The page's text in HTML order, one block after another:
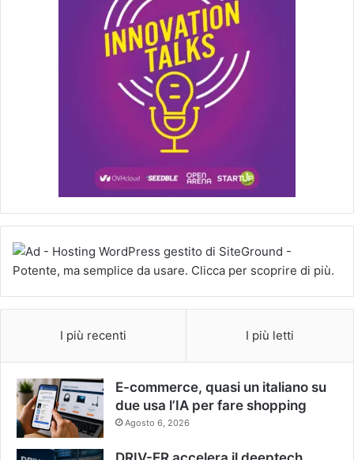
I più recenti I più letti
E-commerce, quasi un italiano su
due usa l’IA per fare shopping
Agosto 6, 2026